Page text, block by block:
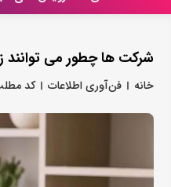
شرکت ها چطور می توانند
خانه فن‌آوری اطلاعات کد مطلب: